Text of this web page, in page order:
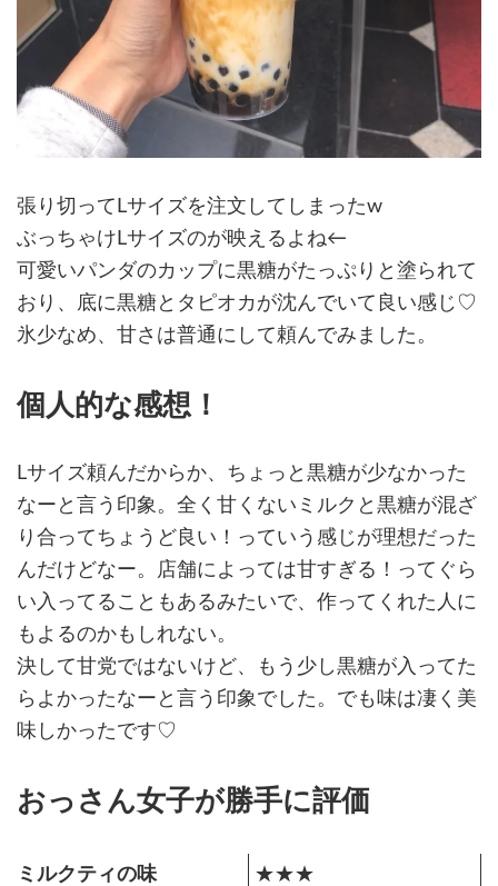
張り切ってLサイズを注文してしまったw
ぶっちゃけLサイズのが映えるよね←
可愛いパンダのカップに黒糖がたっぷりと塗られて
おり、底に黒糖とタピオカが沈んでいて良い感じ♡
氷少なめ、甘さは普通にして頼んでみました。
個人的な感想！
Lサイズ頼んだからか、ちょっと黒糖が少なかった
なーと言う印象。全く甘くないミルクと黒糖が混ざ
り合ってちょうど良い！っていう感じが理想だった
んだけどなー。店舗によっては甘すぎる！ってぐら
い入ってることもあるみたいで、作ってくれた人に
もよるのかもしれない。
決して甘党ではないけど、もう少し黒糖が入ってた
らよかったなーと言う印象でした。でも味は凄く美
味しかったです♡
おっさん女子が勝手に評価
ミルクティの味 ★★★